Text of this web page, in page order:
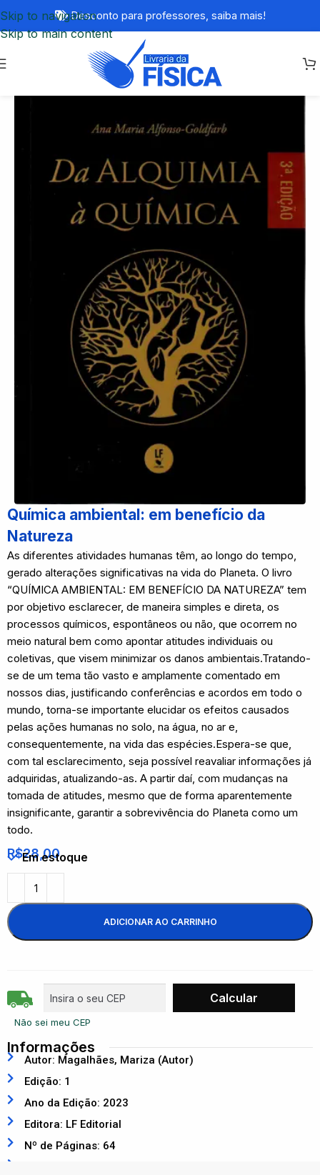
Skip to navigation
Skip to main content
Desconto para professores, saiba mais!
Química ambiental: em benefício da
Natureza
As diferentes atividades humanas têm, ao longo do tempo,
gerado alterações significativas na vida do Planeta. O livro
“QUÍMICA AMBIENTAL: EM BENEFÍCIO DA NATUREZA” tem
por objetivo esclarecer, de maneira simples e direta, os
processos químicos, espontâneos ou não, que ocorrem no
meio natural bem como apontar atitudes individuais ou
coletivas, que visem minimizar os danos ambientais.Tratando-
se de um tema tão vasto e amplamente comentado em
nossos dias, justificando conferências e acordos em todo o
mundo, torna-se importante elucidar os efeitos causados
pelas ações humanas no solo, na água, no ar e,
consequentemente, na vida das espécies.Espera-se que,
com tal esclarecimento, seja possível reavaliar informações já
adquiridas, atualizando-as. A partir daí, com mudanças na
tomada de atitudes, mesmo que de forma aparentemente
insignificante, garantir a sobrevivência do Planeta como um
todo.
R$28,00
Em estoque
ADICIONAR AO CARRINHO
Não sei meu CEP
Informações
Autor: Magalhães, Mariza (Autor)
Edição: 1
Ano da Edição: 2023
Editora: LF Editorial
Nº de Páginas: 64